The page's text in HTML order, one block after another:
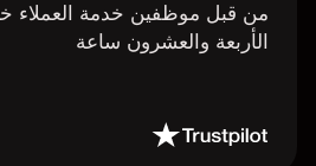
من قبل موظفين خدمة العملاء
الأربعة والعشرون ساعة